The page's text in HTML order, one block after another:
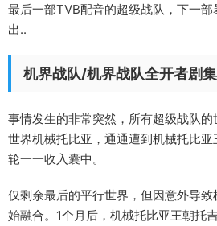
最后一部TVB配音的超级战队，下一
出..
机界战队/机界战队全开者剧
事情发生的非常突然，所有超级战队
世界机械托比亚，通通遭到机械托比
轮一一收入囊中。
仅剩余最后的平行世界，但因意外导
始融合。1个月后，机械托比亚王朝托